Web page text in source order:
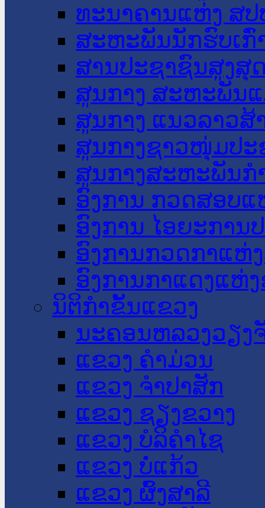
ທະນາຄານແຫ່ງ ສປ
ສະຫະພັນນັກຮົບເກົ່
ສານປະຊາຊົນສູງສຸ
ສູນກາງ ສະຫະພັນ
ສູນກາງ ແນວລາວສ້
ສູນກາງຊາວໜຸ່ມປະ
ສູນກາງສະຫະພັນກ
ອົງການ ກວດສອບແ
ອົງການ ໄອຍະການ
ອົງການກວດກາແຫ່
ອົງການກາແດງແຫ່
ນິຕິກໍາຂັ້ນແຂວງ
ນະ​ຄອນ​ຫລວງວຽງ
ແຂວງ ຄໍາມ່ວນ
ແຂວງ ຈໍາປາສັກ
ແຂວງ ຊຽງຂວາງ
ແຂວງ ບໍລິຄໍາໄຊ
ແຂວງ ບໍ່ແກ້ວ
ແຂວງ ຜົ້ງສາລີ